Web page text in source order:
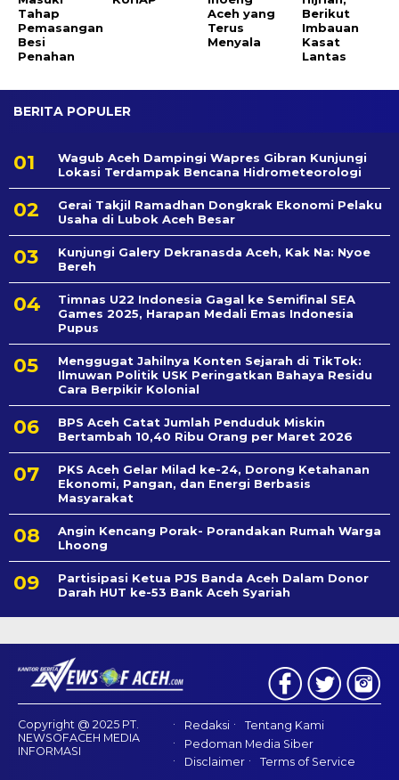
Tahap
Pemasangan
Besi
Penahan
Aceh yang
Terus
Menyala
Berikut
Imbauan
Kasat
Lantas
BERITA POPULER
Wagub Aceh Dampingi Wapres Gibran Kunjungi
Lokasi Terdampak Bencana Hidrometeorologi
Gerai Takjil Ramadhan Dongkrak Ekonomi Pelaku
Usaha di Lubok Aceh Besar
Kunjungi Galery Dekranasda Aceh, Kak Na: Nyoe
Bereh
Timnas U22 Indonesia Gagal ke Semifinal SEA
Games 2025, Harapan Medali Emas Indonesia
Pupus
Menggugat Jahilnya Konten Sejarah di TikTok:
Ilmuwan Politik USK Peringatkan Bahaya Residu
Cara Berpikir Kolonial
BPS Aceh Catat Jumlah Penduduk Miskin
Bertambah 10,40 Ribu Orang per Maret 2026
PKS Aceh Gelar Milad ke-24, Dorong Ketahanan
Ekonomi, Pangan, dan Energi Berbasis
Masyarakat
Angin Kencang Porak- Porandakan Rumah Warga
Lhoong
Partisipasi Ketua PJS Banda Aceh Dalam Donor
Darah HUT ke-53 Bank Aceh Syariah
Copyright @ 2025 PT.
NEWSOFACEH MEDIA
INFORMASI
Redaksi
Tentang Kami
Pedoman Media Siber
Disclaimer
Terms of Service